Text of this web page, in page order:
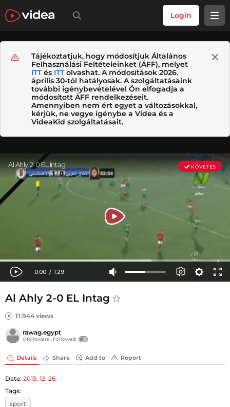
Login
Tájékoztatjuk, hogy módosítjuk Általános
Felhasználási Feltételeinket (ÁFF), melyet
ITTés ITTolvashat. A módosítások 2026.
április 30-tól hatályosak. A szolgáltatásaink
további igénybevételével Ön elfogadja a
módosított ÁFF rendelkezéseit.
Amennyiben nem ért egyet a változásokkal,
kérjük, ne vegye igénybe a Videa és a
VideaKid szolgáltatásait.
Al Ahly 2-0 EL Intag
11.944 views
rawag.egypt
0 followers | Followed:
Details Share Add to Report
Date: 2013. 12. 26.
Tags:
sport